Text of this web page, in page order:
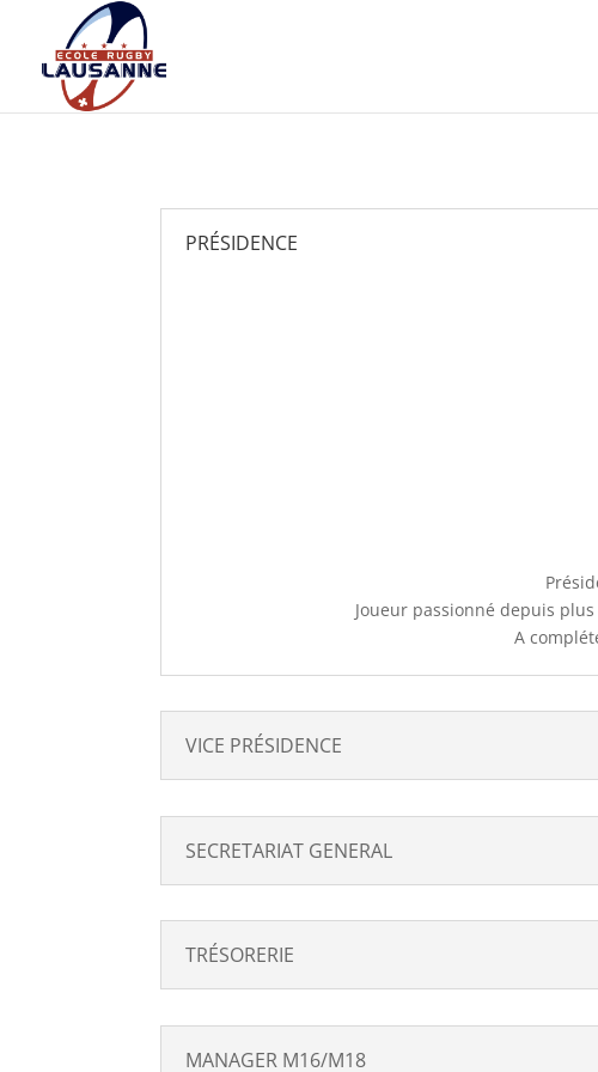
PRÉSIDENCE
Joueur passionné depuis
A
VICE PRÉSIDENCE
SECRETARIAT GENERAL
TRÉSORERIE
MANAGER M16/M18